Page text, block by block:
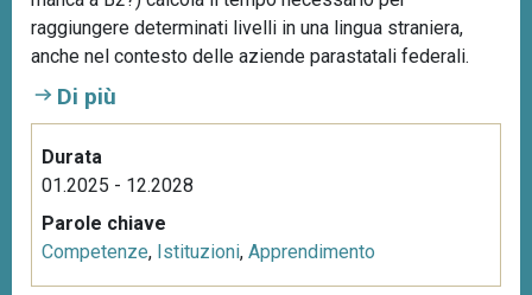
raggiungere determinati livelli in una lingua straniera,
anche nel contesto delle aziende parastatali federali.
Di più
Durata
01.2025 - 12.2028
Parole chiave
Competenze, Istituzioni, Apprendimento